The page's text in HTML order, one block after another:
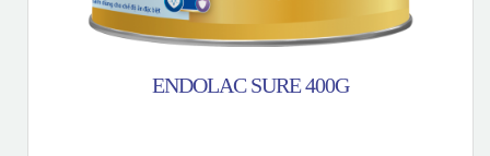
ENDOLAC SURE 400G